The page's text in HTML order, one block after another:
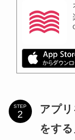
STEP
アプ
をす